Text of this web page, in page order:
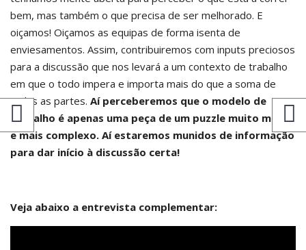
bem, mas também o que precisa de ser melhorado. E
oiçamos! Oiçamos as equipas de forma isenta de
enviesamentos. Assim, contribuiremos com inputs preciosos
para a discussão que nos levará a um contexto de trabalho
em que o todo impera e importa mais do que a soma de
todas as partes. Aí perceberemos que o modelo de
trabalho é apenas uma peça de um puzzle muito maior
e mais complexo. Aí estaremos munidos de informação
para dar início à discussão certa!
Veja abaixo a entrevista complementar: